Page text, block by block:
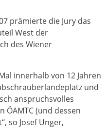
prämierte die Jury das
West der
des Wiener
innerhalb von 12 Jahren
und
anspruchsvolles
(und dessen
so Josef Unger,